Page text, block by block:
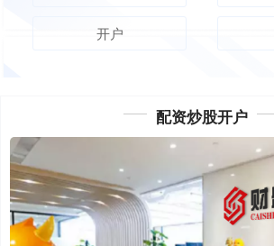
开户
配资炒股开户